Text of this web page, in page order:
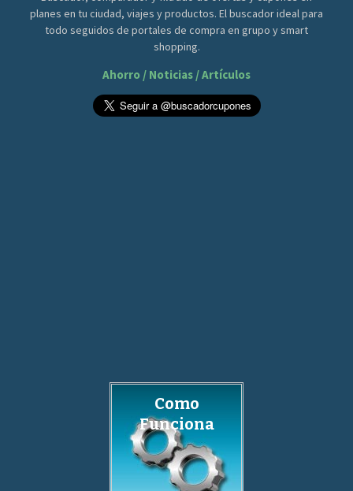
planes en tu ciudad, viajes y productos. El buscador ideal para
todo seguidos de portales de compra en grupo y smart
shopping.
Ahorro / Noticias / Artículos
Como
Funciona